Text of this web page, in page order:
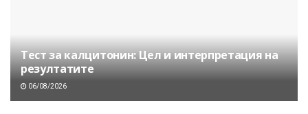
Тест за калцитонин: Цел и интерпретация на
резултатите
06/08/2026